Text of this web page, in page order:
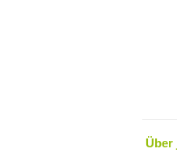
Über